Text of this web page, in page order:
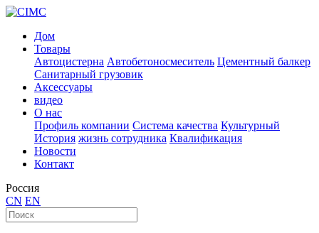
Дом
Товары
Автоцистерна Автобетоносмеситель Цементный балкер
Санитарный грузовик
Аксессуары
видео
О нас
Профиль компании Система качества Культурный
История жизнь сотрудника Квалификация
Новости
Контакт
Россия
CN EN